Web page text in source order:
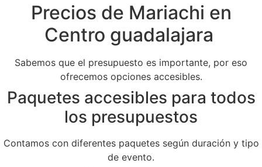
Precios de Mariachi en
Centro guadalajara
Sabemos que el presupuesto es importante, por eso
ofrecemos opciones accesibles.
Paquetes accesibles para todos
los presupuestos
Contamos con diferentes paquetes según duración y tipo
de evento.